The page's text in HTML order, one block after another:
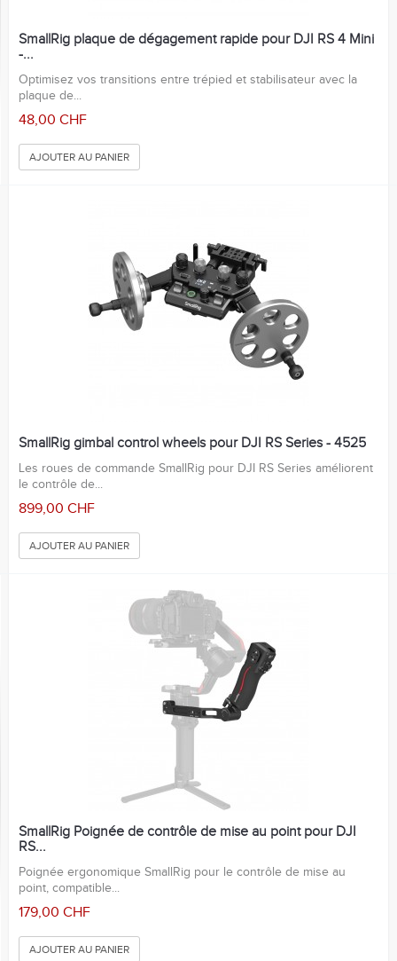
SmallRig plaque de dégagement rapide pour DJI RS 4 Mini
-...
Optimisez vos transitions entre trépied et stabilisateur avec la
plaque de...
48,00 CHF
AJOUTER AU PANIER
SmallRig gimbal control wheels pour DJI RS Series - 4525
Les roues de commande SmallRig pour DJI RS Series améliorent
le contrôle de...
899,00 CHF
AJOUTER AU PANIER
SmallRig Poignée de contrôle de mise au point pour DJI
RS...
Poignée ergonomique SmallRig pour le contrôle de mise au
point, compatible...
179,00 CHF
AJOUTER AU PANIER